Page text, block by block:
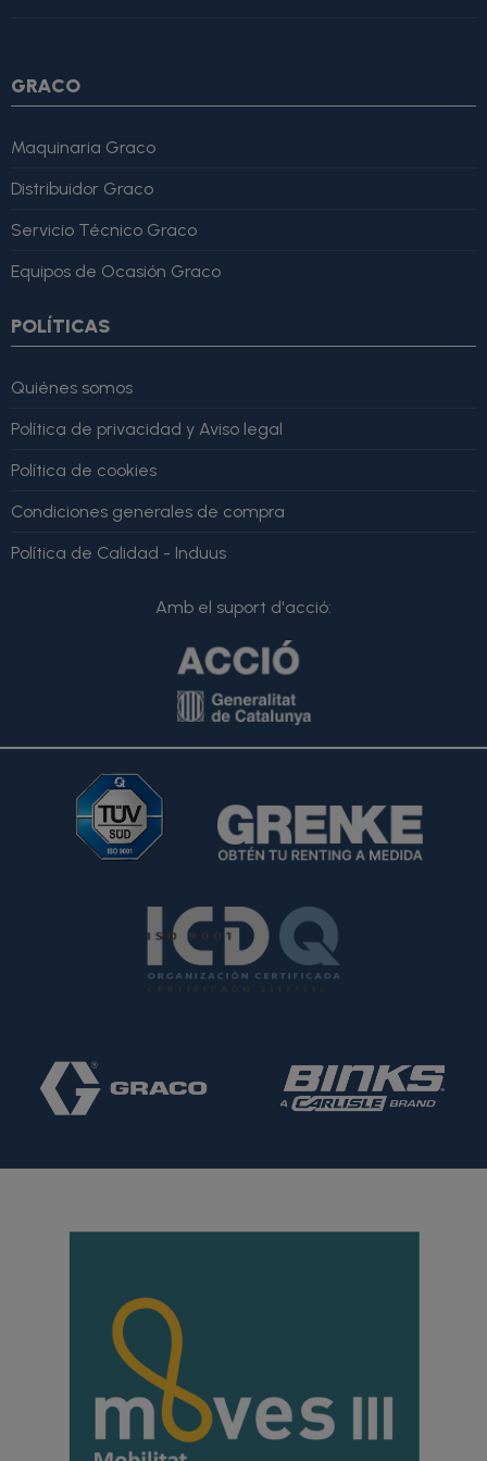
GRACO
Maquinaria Graco
Distribuidor Graco
Servicio Técnico Graco
Equipos de Ocasión Graco
POLÍTICAS
Quiénes somos
Política de privacidad y Aviso legal
Política de cookies
Condiciones generales de compra
Política de Calidad - Induus
Amb el suport d'acció: